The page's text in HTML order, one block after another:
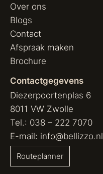
Over ons
Blogs
Contact
Afspraak maken
Brochure
Contactgegevens
Diezerpoortenplas 6
8011 VW Zwolle
Tel.: 038 – 222 7070
E-mail: info@bellizzo.nl
Routeplanner